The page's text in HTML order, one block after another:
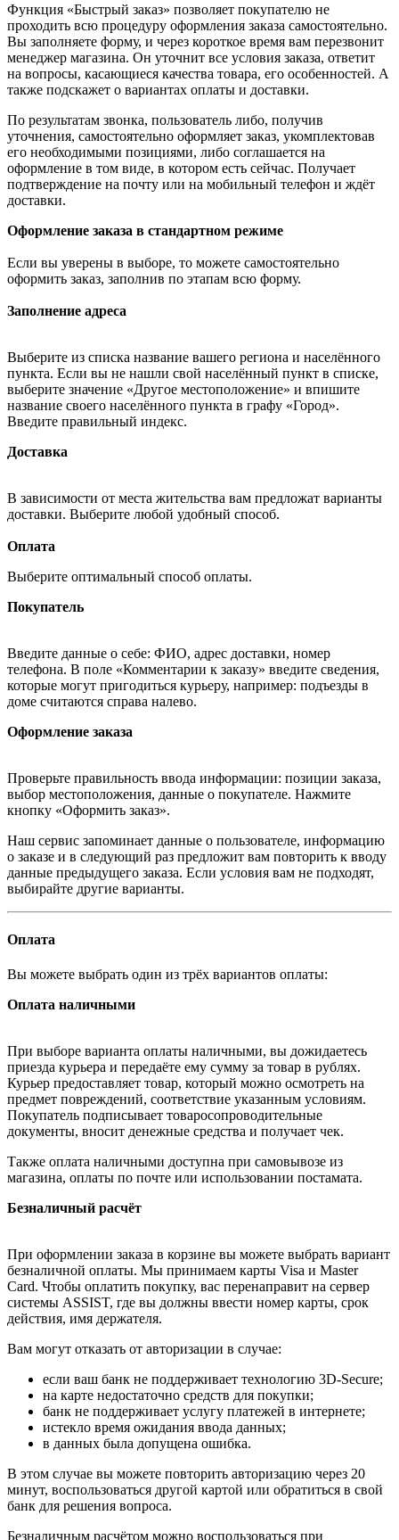
Функция «Быстрый заказ» позволяет покупателю не
проходить всю процедуру оформления заказа самостоятельно.
Вы заполняете форму, и через короткое время вам перезвонит
менеджер магазина. Он уточнит все условия заказа, ответит
на вопросы, касающиеся качества товара, его особенностей. А
также подскажет о вариантах оплаты и доставки.
По результатам звонка, пользователь либо, получив
уточнения, самостоятельно оформляет заказ, укомплектовав
его необходимыми позициями, либо соглашается на
оформление в том виде, в котором есть сейчас. Получает
подтверждение на почту или на мобильный телефон и ждёт
доставки.
Оформление заказа в стандартном режиме
Если вы уверены в выборе, то можете самостоятельно
оформить заказ, заполнив по этапам всю форму.
Заполнение адреса
Выберите из списка название вашего региона и населённого
пункта. Если вы не нашли свой населённый пункт в списке,
выберите значение «Другое местоположение» и впишите
название своего населённого пункта в графу «Город».
Введите правильный индекс.
Доставка
В зависимости от места жительства вам предложат варианты
доставки. Выберите любой удобный способ.
Оплата
Выберите оптимальный способ оплаты.
Покупатель
Введите данные о себе: ФИО, адрес доставки, номер
телефона. В поле «Комментарии к заказу» введите сведения,
которые могут пригодиться курьеру, например: подъезды в
доме считаются справа налево.
Оформление заказа
Проверьте правильность ввода информации: позиции заказа,
выбор местоположения, данные о покупателе. Нажмите
кнопку «Оформить заказ».
Наш сервис запоминает данные о пользователе, информацию
о заказе и в следующий раз предложит вам повторить к вводу
данные предыдущего заказа. Если условия вам не подходят,
выбирайте другие варианты.
Оплата
Вы можете выбрать один из трёх вариантов оплаты:
Оплата наличными
При выборе варианта оплаты наличными, вы дожидаетесь
приезда курьера и передаёте ему сумму за товар в рублях.
Курьер предоставляет товар, который можно осмотреть на
предмет повреждений, соответствие указанным условиям.
Покупатель подписывает товаросопроводительные
документы, вносит денежные средства и получает чек.
Также оплата наличными доступна при самовывозе из
магазина, оплаты по почте или использовании постамата.
Безналичный расчёт
При оформлении заказа в корзине вы можете выбрать вариант
безналичной оплаты. Мы принимаем карты Visa и Master
Card. Чтобы оплатить покупку, вас перенаправит на сервер
системы ASSIST, где вы должны ввести номер карты, срок
действия, имя держателя.
Вам могут отказать от авторизации в случае:
если ваш банк не поддерживает технологию 3D-Secure;
на карте недостаточно средств для покупки;
банк не поддерживает услугу платежей в интернете;
истекло время ожидания ввода данных;
в данных была допущена ошибка.
В этом случае вы можете повторить авторизацию через 20
минут, воспользоваться другой картой или обратиться в свой
банк для решения вопроса.
Безналичным расчётом можно воспользоваться при